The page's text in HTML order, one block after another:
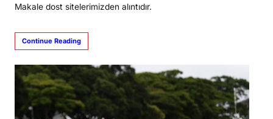
Makale dost sitelerimizden alıntıdır.
Continue Reading